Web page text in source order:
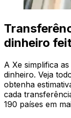
dinheiro
A Xe simplifica
dinheiro. Veja
obtenha
cada
190 países em